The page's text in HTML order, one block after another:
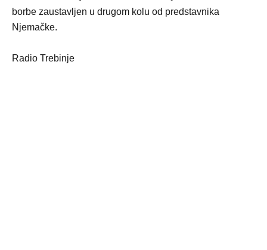
borbe zaustavljen u drugom kolu od predstavnika
Njemačke.
Radio Trebinje